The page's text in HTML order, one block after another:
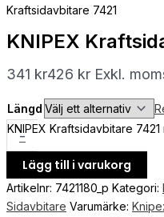
Kraftsidavbitare 7421
KNIPEX
341 kr426 kr Exkl.
Längd
-
KNIPEX Kraftsidavbitare 7421
Lägg till i varukorg
Artikelnr: 7421180_p Kategori:
Sidavbitare Varumärke: